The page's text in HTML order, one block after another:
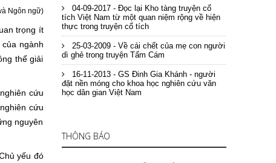
Ngôn ngữ)
trọng ít
ngành
thể giải
cứu
cứu
nguyên
Chủ yếu đó
04-09-2017 - Đọc lại Kho tàng truyện cổ
tích Việt Nam từ một quan niệm rộng về hiện
thực trong truyện cổ tích
25-03-2009 - Về cái chết của mẹ con người
dì ghẻ trong truyện Tấm Cám
16-11-2013 - GS Đinh Gia Khánh - người
đặt nền móng cho khoa học nghiên cứu văn
học dân gian Việt Nam
THÔNG BÁO